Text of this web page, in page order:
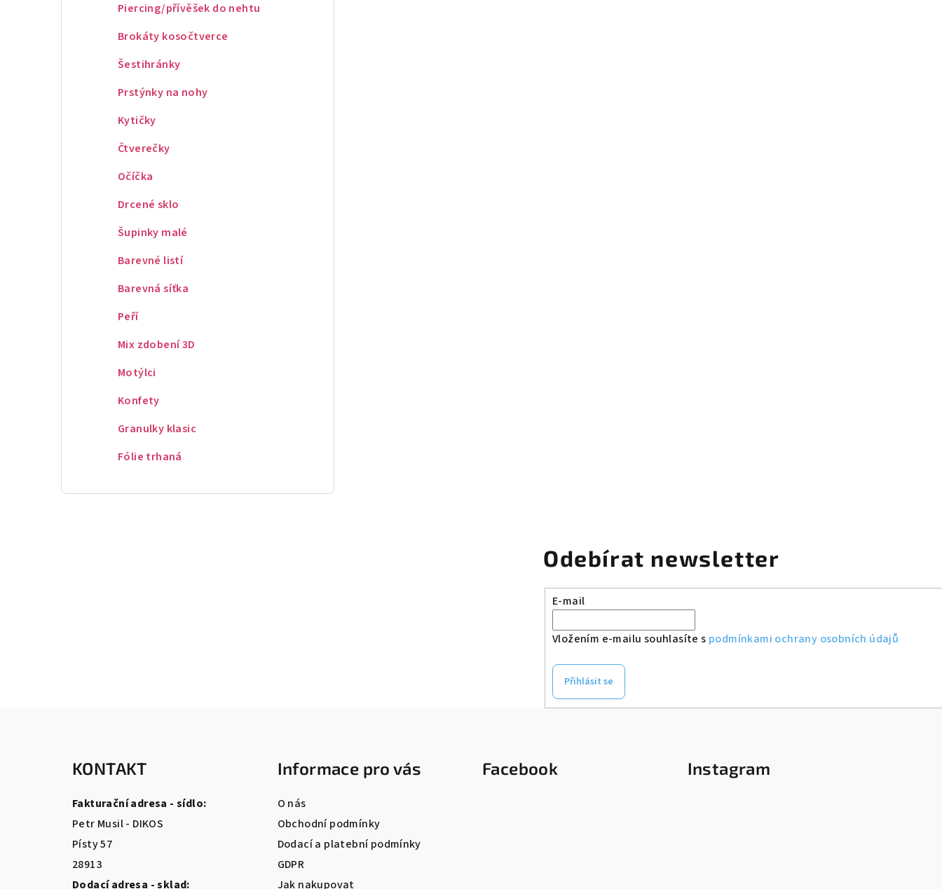
Piercing/přívěšek do nehtu
Brokáty kosočtverce
Šestihránky
Prstýnky na nohy
Kytičky
Čtverečky
Očíčka
Drcené sklo
Šupinky malé
Barevné listí
Barevná síťka
Peří
Mix zdobení 3D
Motýlci
Konfety
Granulky klasic
Fólie trhaná
Odebírat newsletter
E-mail
Vložením e-mailu souhlasíte s podmínkami ochrany osobních údajů
Přihlásit se
KONTAKT
Fakturační adresa - sídlo:
Petr Musil - DIKOS
Písty 57
28913
Dodací adresa - sklad:
Informace pro vás
O nás
Obchodní podmínky
Dodací a platební podmínky
GDPR
Jak nakupovat
Facebook Instagram